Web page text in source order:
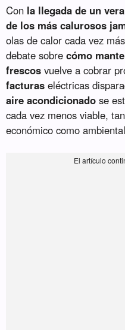
Con la llegada de un
de los más calurosos
olas de calor cada vez
debate sobrecómo
frescos vuelve a cobrar
facturas eléctricas
aire acondicionado se
cada vez menos viable,
económico como